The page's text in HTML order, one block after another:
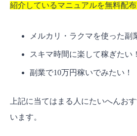
紹介しているマニュアルを無料配布
メルカリ・ラクマを使った副
スキマ時間に楽して稼ぎたい！
副業で10万円稼いでみたい！
上記に当てはまる人にたいへんお
います。